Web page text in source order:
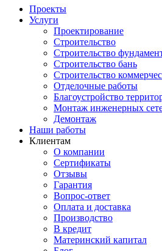
Проекты
Услуги
Проектирование
Строительство
Строительство
Строительство бань
Строительство
Отделочные работы
Благоустройство
Монтаж инженерных
Демонтаж
Наши работы
Клиентам
О компании
Сертификаты
Отзывы
Гарантия
Вопрос-ответ
Оплата и доставка
Производство
В кредит
Материнский капитал